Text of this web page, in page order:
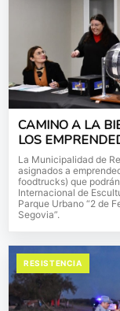
CAMINO A LA
LOS
La Municipalidad de
asignados a
foodtrucks) que
Internacional de
Parque Urbano “2 de
Segovia”.
RESISTENCIA